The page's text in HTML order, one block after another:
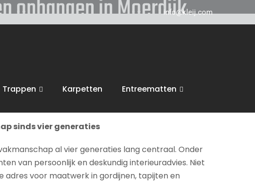
info@kleij.com
Trappen Karpetten Entreematten
ophangen in Moerdijk
zonwering, trappen en vloeren. Wij voeren dan ook
sinds vier generaties
al vier generaties lang centraal. Onder
van persoonlijk en deskundig interieuradvies. Niet
adres voor maatwerk in gordijnen, tapijten en